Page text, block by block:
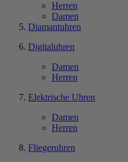
Herren
Damen
Diamantuhren
Digitaluhren
Damen
Herren
Elektrische Uhren
Damen
Herren
Fliegeruhren